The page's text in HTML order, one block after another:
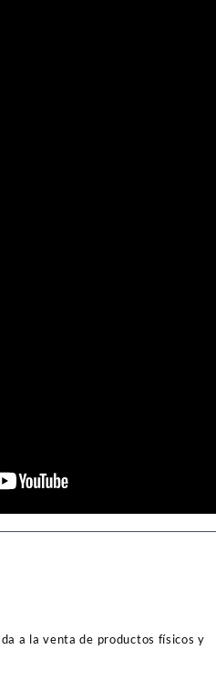
a la venta de productos físicos y